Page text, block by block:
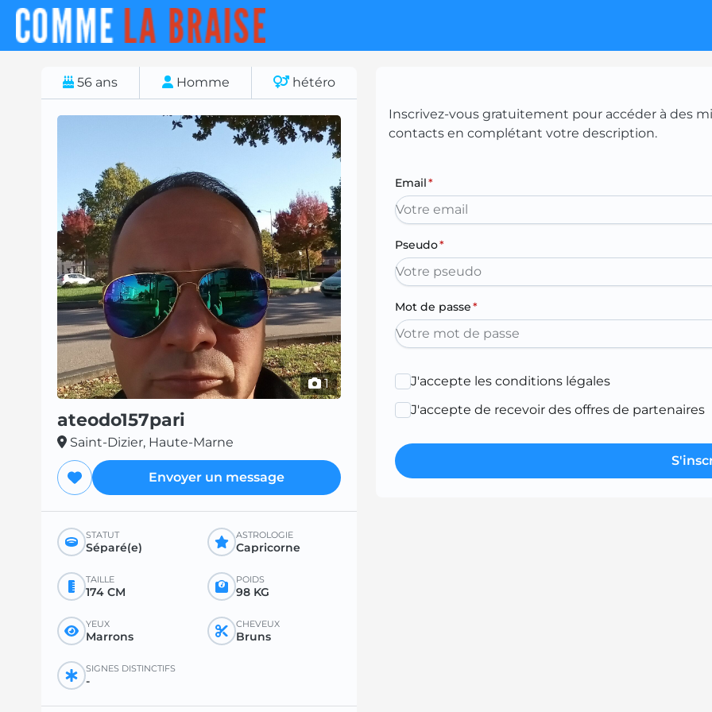
56 ans Homme hétéro
1
ateodo157pari
Saint-Dizier, Haute-Marne
Envoyer un message
STATUT
Séparé(e)
ASTROLOGIE
Capricorne
TAILLE
174 CM
POIDS
98 KG
YEUX
Marrons
CHEVEUX
Bruns
SIGNES DISTINCTIFS
-
Inscrivez-vous gratuitement pour accéder à des
contacts en complétant votre description.
Email*
Pseudo*
Mot de passe*
J'accepte les conditions légales
J'accepte de recevoir des offres de partenaires